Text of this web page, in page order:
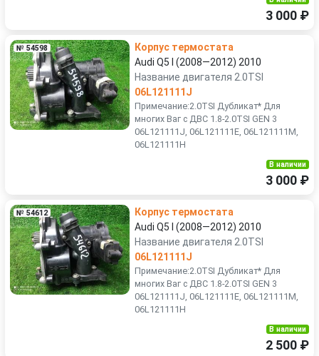
3 000 ₽
№ 54598
Корпус термостата
Audi Q5 I (2008—2012) 2010
Название двигателя 2.0TSI
06L121111J
Примечание:2.0TSI Дубликат* Для
многих Ваг с ДВС 1.8-2.0TSI GEN 3
06L121111J, 06L121111E, 06L121111M,
06L121111H
В наличии
3 000 ₽
№ 54612
Корпус термостата
Audi Q5 I (2008—2012) 2010
Название двигателя 2.0TSI
06L121111J
Примечание:2.0TSI Дубликат* Для
многих Ваг с ДВС 1.8-2.0TSI GEN 3
06L121111J, 06L121111E, 06L121111M,
06L121111H
В наличии
2 500 ₽